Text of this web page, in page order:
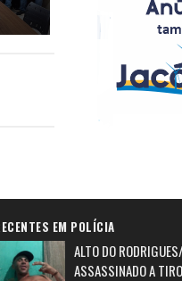
EM POLÍCIA
ALTO DO
ASSASSINADO A